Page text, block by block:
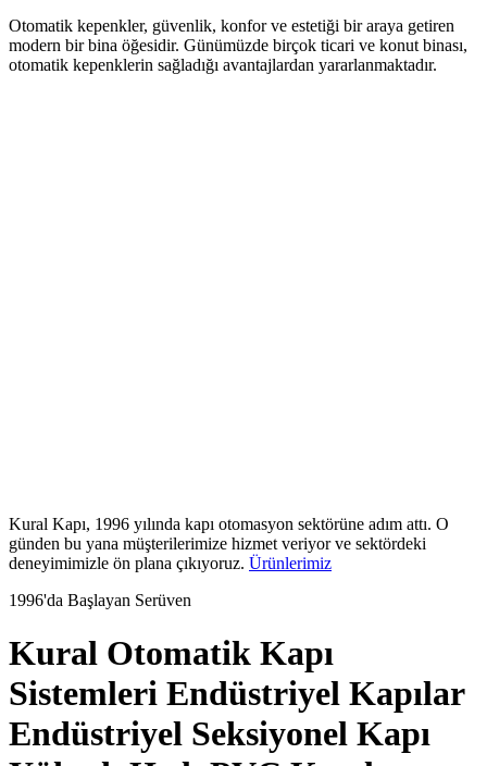
Otomatik kepenkler, güvenlik, konfor ve estetiği bir araya getiren
modern bir bina öğesidir. Günümüzde birçok ticari ve konut binası,
otomatik kepenklerin sağladığı avantajlardan yararlanmaktadır.
Kural Kapı, 1996 yılında kapı otomasyon sektörüne adım attı. O
günden bu yana müşterilerimize hizmet veriyor ve sektördeki
deneyimimizle ön plana çıkıyoruz. Ürünlerimiz
1996'da Başlayan Serüven
Kural Otomatik Kapı
Sistemleri Endüstriyel Kapılar
Endüstriyel Seksiyonel Kapı